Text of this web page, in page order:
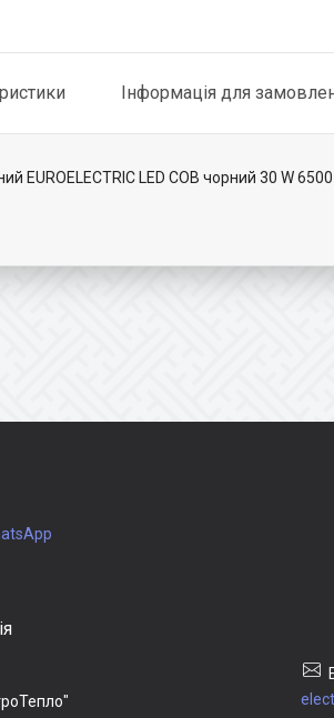
Інформація для
EUROELECTRIC LED COB чорний 30 W